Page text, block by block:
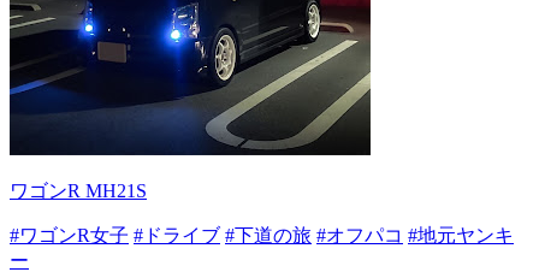
ワゴンR MH21S
#ワゴンR女子 #ドライブ #下道の旅 #オフパコ #地元ヤンキ
ー